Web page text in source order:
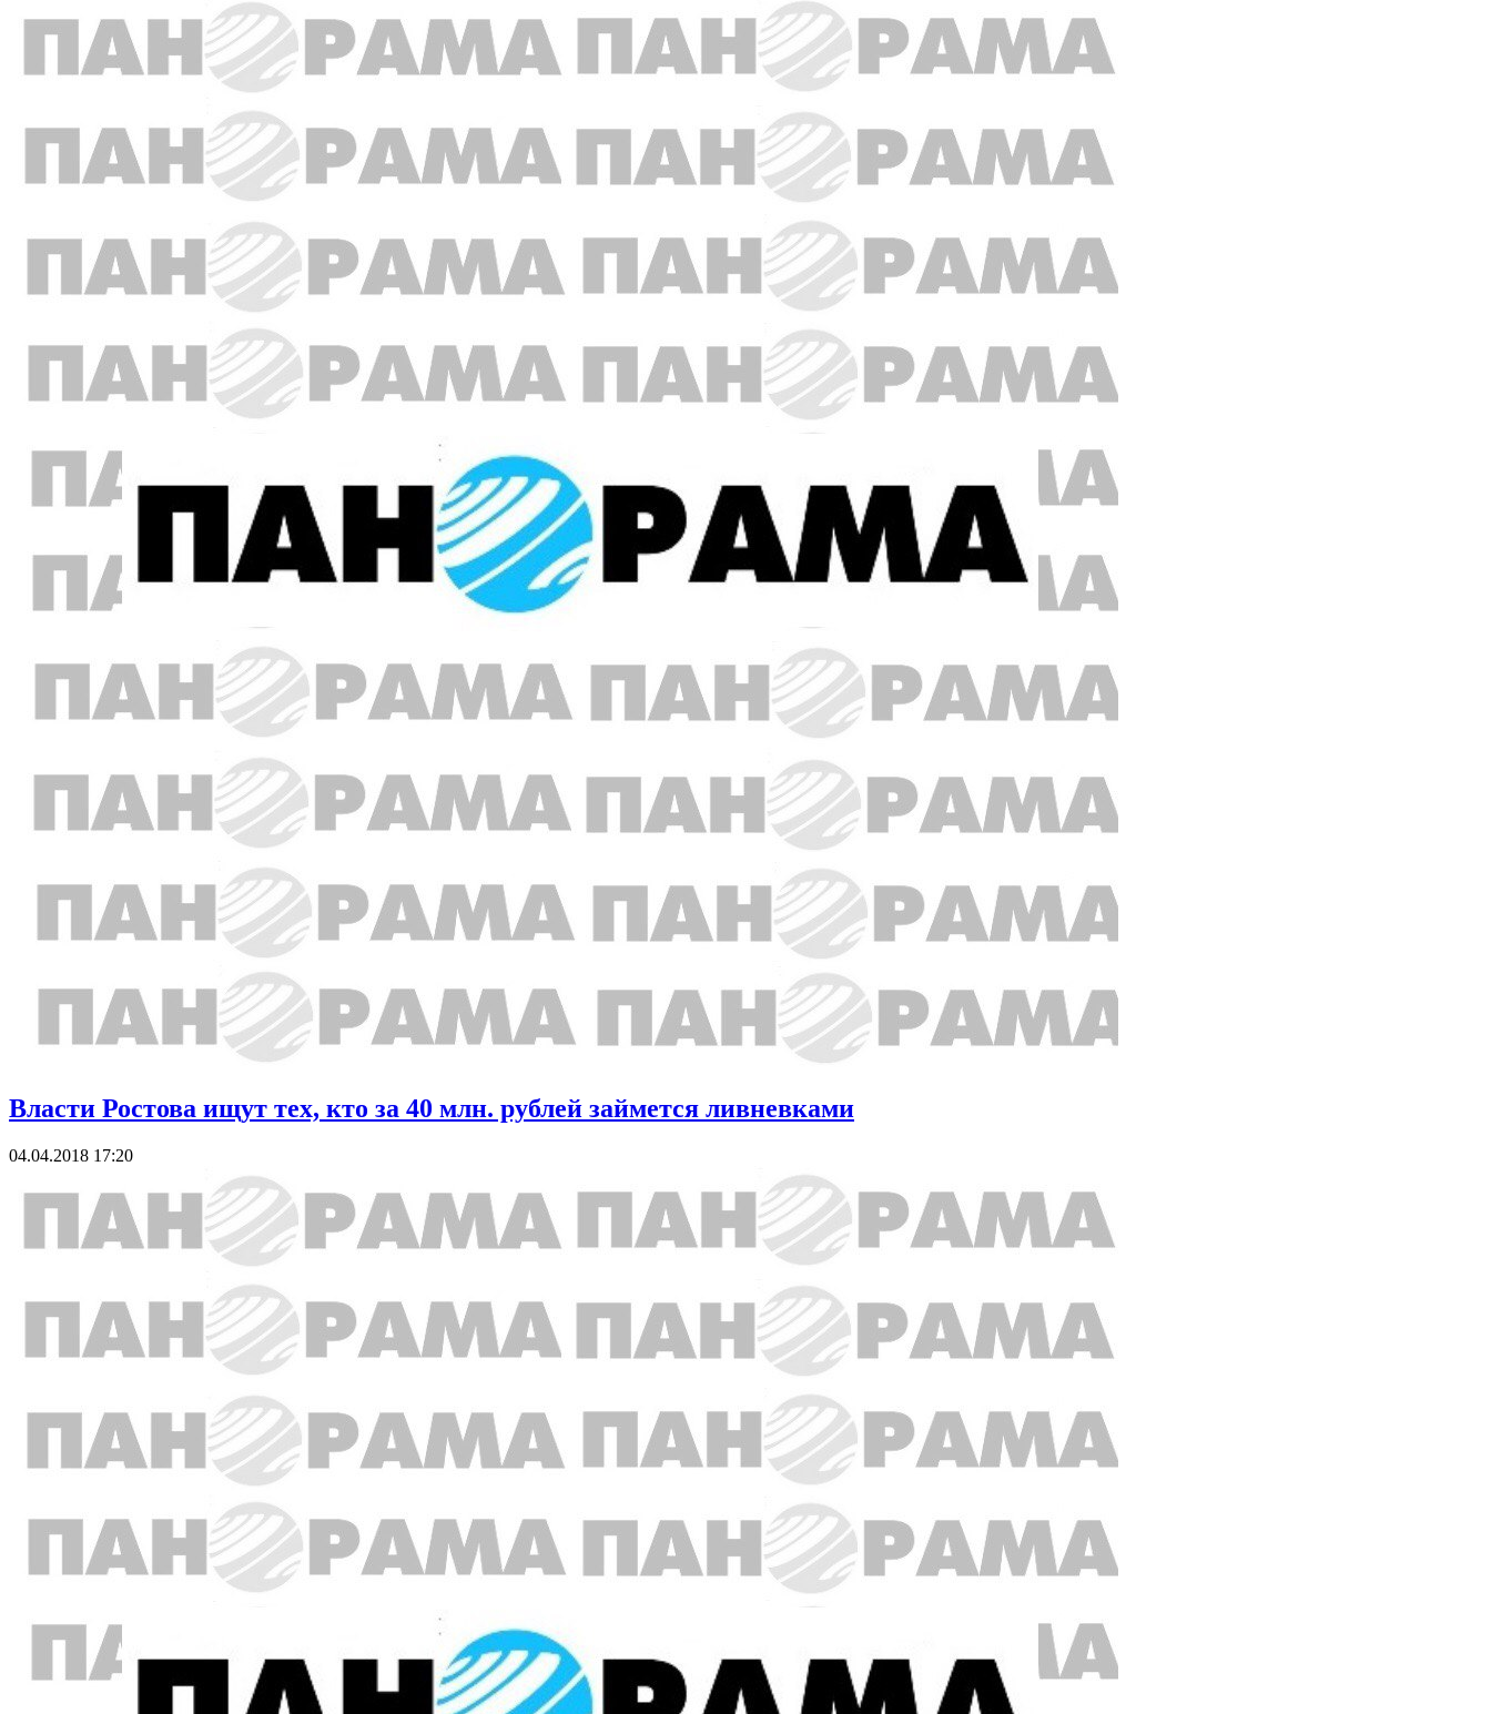
Власти Ростова ищут тех, кто за 40 млн. рублей займется ливневками
04.04.2018 17:20